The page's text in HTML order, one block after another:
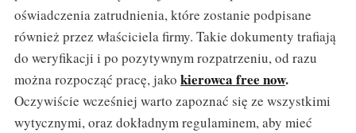
oświadczenia zatrudnienia, które zostanie podpisane
również przez właściciela firmy. Takie dokumenty trafiają
do weryfikacji i po pozytywnym rozpatrzeniu, od razu
można rozpocząć pracę, jako kierowca free now.
Oczywiście wcześniej warto zapoznać się ze wszystkimi
wytycznymi, oraz dokładnym regulaminem, aby mieć